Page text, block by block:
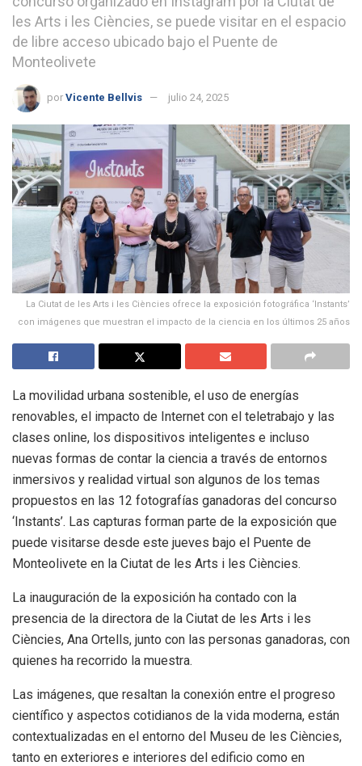
les Arts i les Ciències, se puede visitar en el espacio
de libre acceso ubicado bajo el Puente de
Monteolivete
por Vicente Bellvis julio 24, 2025
La Ciutat de les Arts i les Ciències ofrece la exposición fotográfica ‘Instants’
con imágenes que muestran el impacto de la ciencia en los últimos 25 años
La movilidad urbana sostenible, el uso de energías
renovables, el impacto de Internet con el teletrabajo y las
clases online, los dispositivos inteligentes e incluso
nuevas formas de contar la ciencia a través de entornos
inmersivos y realidad virtual son algunos de los temas
propuestos en las 12 fotografías ganadoras del concurso
‘Instants’. Las capturas forman parte de la exposición que
puede visitarse desde este jueves bajo el Puente de
Monteolivete en la Ciutat de les Arts i les Ciències.
La inauguración de la exposición ha contado con la
presencia de la directora de la Ciutat de les Arts i les
Ciències, Ana Ortells, junto con las personas ganadoras, con
quienes ha recorrido la muestra.
Las imágenes, que resaltan la conexión entre el progreso
científico y aspectos cotidianos de la vida moderna, están
contextualizadas en el entorno del Museu de les Ciències,
tanto en exteriores e interiores del edificio como en